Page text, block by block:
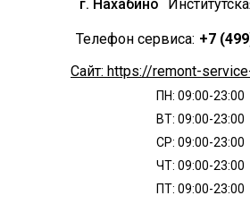
г. Нахабино
Телефон сервиса: +7
Сайт: https://remont-
ПН: 09:00-23:00
ВТ: 09:00-23:00
СР: 09:00-23:00
ЧТ: 09:00-23:00
ПТ: 09:00-23:00